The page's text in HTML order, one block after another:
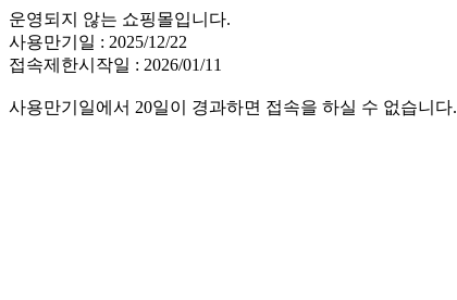
운영되지 않는 쇼핑몰입니다.
사용만기일 : 2025/12/22
접속제한시작일 : 2026/01/11
사용만기일에서 20일이 경과하면 접속을 하실 수 없습니다.